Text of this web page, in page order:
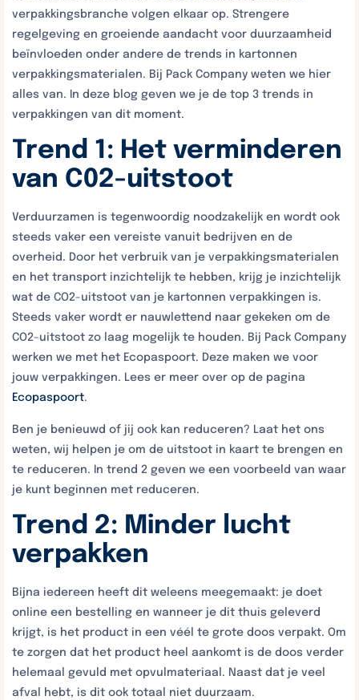
verpakkingsbranche volgen elkaar op. Strengere
regelgeving en groeiende aandacht voor duurzaamheid
beïnvloeden onder andere de trends in kartonnen
verpakkingsmaterialen. Bij Pack Company weten we hier
alles van.
In deze blog geven we je de top 3 trends in
verpakkingen van dit moment.
Trend 1: Het verminderen
van C02-uitstoot
Verduurzamen is tegenwoordig noodzakelijk en wordt ook
steeds vaker een vereiste vanuit bedrijven en de
overheid. Door het verbruik van je verpakkingsmaterialen
en het transport inzichtelijk te hebben, krijg je inzichtelijk
wat de CO2-uitstoot van je kartonnen verpakkingen is.
Steeds vaker wordt er nauwlettend naar gekeken om de
CO2-uitstoot zo laag mogelijk te houden. Bij Pack Company
werken we met het Ecopaspoort. Deze maken we voor
jouw verpakkingen. Lees er meer over op de pagina
Ecopaspoort.
Ben je benieuwd of jij ook kan reduceren? Laat het ons
weten, wij helpen je om de uitstoot in kaart te brengen en
te reduceren. In trend 2 geven we een voorbeeld van waar
je kunt beginnen met reduceren.
Trend 2: Minder lucht
verpakken
Bijna iedereen heeft dit weleens meegemaakt: je doet
online een bestelling en wanneer je dit thuis geleverd
krijgt, is het product in een véél te grote doos verpakt. Om
te zorgen dat het product heel aankomt is de doos verder
helemaal gevuld met opvulmateriaal. Naast dat je veel
afval hebt, is dit ook totaal niet duurzaam.